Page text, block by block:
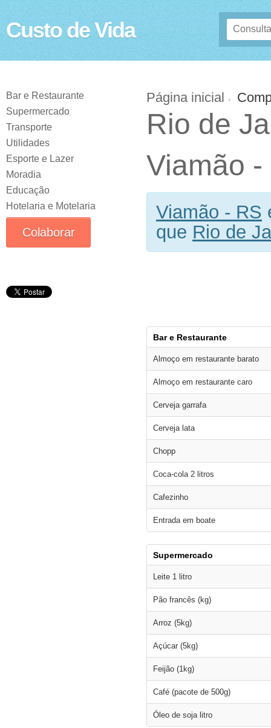
Custo de Vida
Bar e Restaurante
Supermercado
Transporte
Utilidades
Esporte e Lazer
Moradia
Educação
Hotelaria e Motelaria
Colaborar
Página inicial
Rio de
Viamão -
Viamão - RS
que Rio de
Bar e Restaurante
Almoço em restaurante barato
Almoço em restaurante caro
Cerveja garrafa
Cerveja lata
Chopp
Coca-cola 2 litros
Cafezinho
Entrada em boate
Supermercado
Leite 1 litro
Pão francês (kg)
Arroz (5kg)
Açúcar (5kg)
Feijão (1kg)
Café (pacote de 500g)
Óleo de soja litro